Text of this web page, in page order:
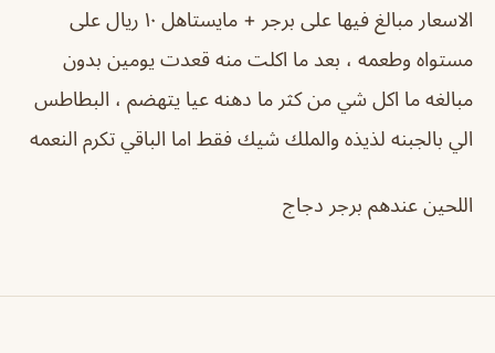
الاسعار مبالغ فيها على برجر + مايستاهل ١٠ ريال على
مستواه وطعمه ، بعد ما اكلت منه قعدت يومين بدون
مبالغه ما اكل شي من كثر ما دهنه عيا يتهضم ، البطاطس
الي بالجبنه لذيذه والملك شيك فقط اما الباقي تكرم النعمه
اللحين عندهم برجر دجاج